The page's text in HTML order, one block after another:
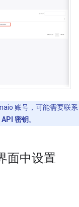
账号，可能需要联系
API 密钥。
面中设置